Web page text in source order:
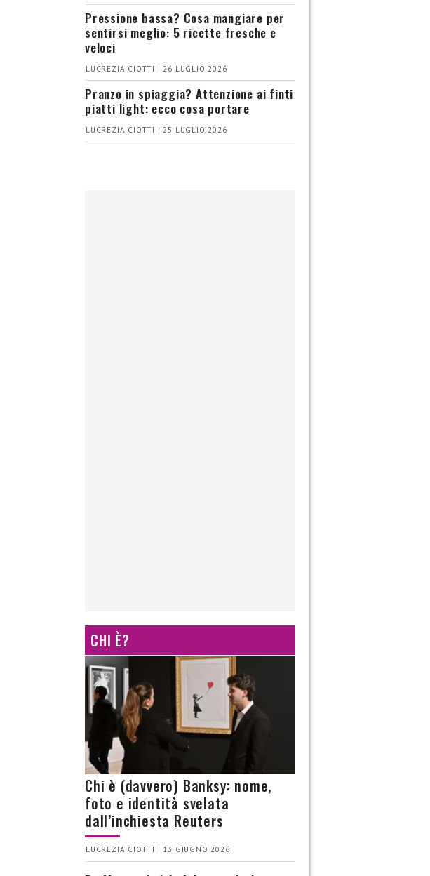
Pressione bassa? Cosa mangiare per
sentirsi meglio: 5 ricette fresche e
veloci
LUCREZIA CIOTTI | 26 LUGLIO 2026
Pranzo in spiaggia? Attenzione ai finti
piatti light: ecco cosa portare
LUCREZIA CIOTTI | 25 LUGLIO 2026
CHI È?
Chi è (davvero) Banksy: nome,
foto e identità svelata
dall’inchiesta Reuters
LUCREZIA CIOTTI | 13 GIUGNO 2026